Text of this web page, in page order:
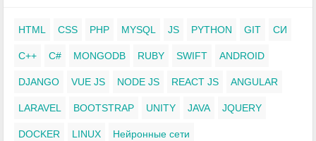
HTML CSS PHP MYSQL JS PYTHON GIT СИ
C++ C# MONGODB RUBY SWIFT ANDROID
DJANGO VUE JS NODE JS REACT JS ANGULAR
LARAVEL BOOTSTRAP UNITY JAVA JQUERY
DOCKER LINUX Нейронные сети